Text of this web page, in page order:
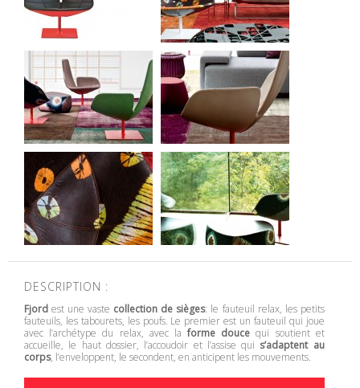
DESCRIPTION :
Fjord est une vaste collection de sièges: le fauteuil relax, les petits
fauteuils, les tabourets, les poufs. Le premier est un fauteuil qui joue
avec l’archétype du relax, avec laforme douce qui soutient et
accueille, le haut dossier, l’accoudoir et l’assise qui s’adaptent au
corps, l’enveloppent, le secondent, en anticipent les mouvements.